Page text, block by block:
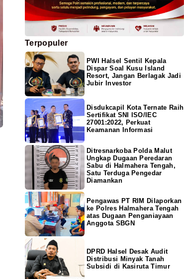
Terpopuler
PWI Halsel Sentil Kepala
Dispar Soal Kusu Island
Resort, Jangan Berlagak Jadi
Jubir Investor
Disdukcapil Kota Ternate Raih
Sertifikat SNI ISO/IEC
27001:2022, Perkuat
Keamanan Informasi
Ditresnarkoba Polda Malut
Ungkap Dugaan Peredaran
Sabu di Halmahera Tengah,
Satu Terduga Pengedar
Diamankan
Pengawas PT RIM Dilaporkan
ke Polres Halmahera Tengah
atas Dugaan Penganiayaan
Anggota SBGN
DPRD Halsel Desak Audit
Distribusi Minyak Tanah
Subsidi di Kasiruta Timur